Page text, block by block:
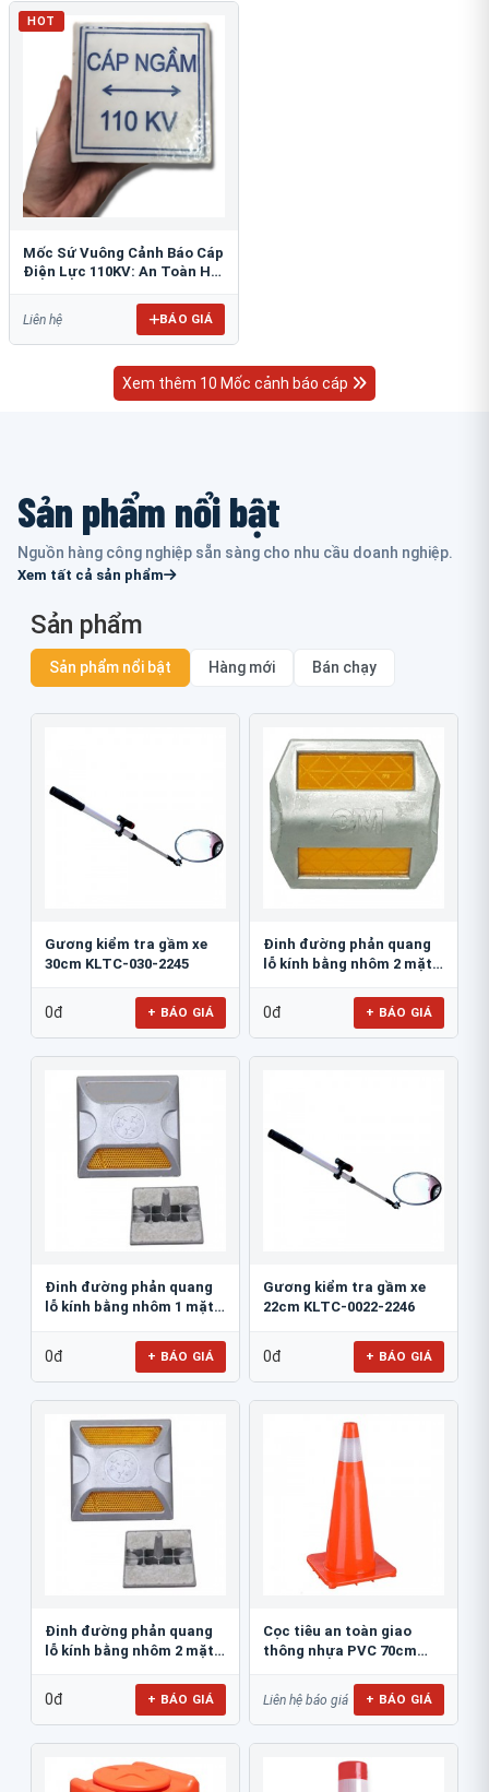
HOT
Mốc Sứ Vuông Cảnh Báo Cáp
Điện Lực 110KV: An Toàn Hệ
Liên hệ BÁO GIÁ
Xem thêm 10 Mốc cảnh báo cáp
Sản phẩm nổi bật
Nguồn hàng công nghiệp sẵn sàng cho nhu cầu doanh nghiệp.
Xem tất cả sản phẩm
Sản phẩm
Sản phẩm nổi bật Hàng mới Bán chạy
Gương kiểm tra gầm xe
30cm KLTC-030-2245
0đ + BÁO GIÁ
Đinh đường phản quang
lỗ kính bằng nhôm 2 mặt
0đ + BÁO GIÁ
Đinh đường phản quang
lỗ kính bằng nhôm 1 mặt
0đ + BÁO GIÁ
Gương kiểm tra gầm xe
22cm KLTC-0022-2246
0đ + BÁO GIÁ
Đinh đường phản quang
lỗ kính bằng nhôm 2 mặt
0đ + BÁO GIÁ
Cọc tiêu an toàn giao
thông nhựa PVC 70cm
Liên hệ báo giá + BÁO GIÁ